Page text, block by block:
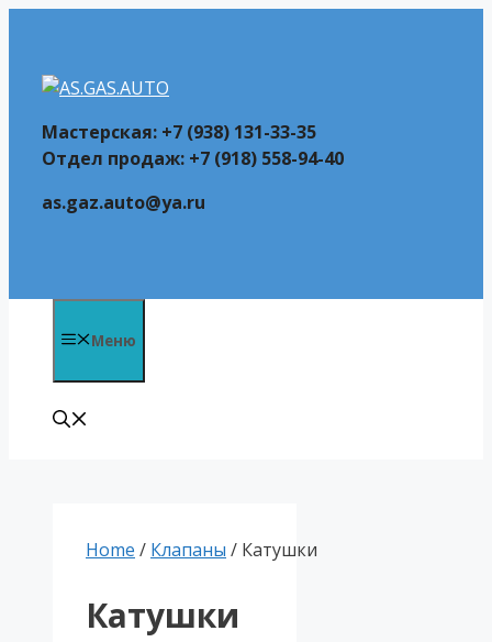
содержимому
Мастерская: +7 (938) 131-33-35
Отдел продаж: +7 (918) 558-94-40
as.gaz.auto@ya.ru
Меню
Home / Клапаны / Катушки
Катушки